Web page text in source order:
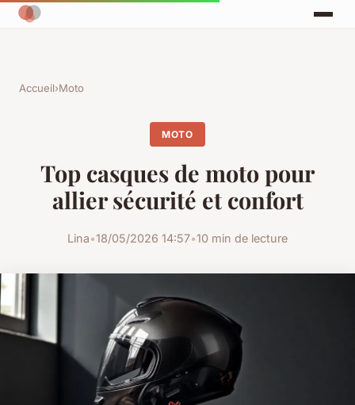
Accueil›Moto
MOTO
Top casques de moto pour
allier sécurité et confort
Lina•18/05/2026 14:57•10 min de lecture